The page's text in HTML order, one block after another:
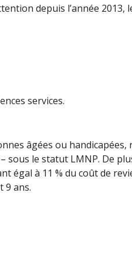
depuis l’année 2013,
services.
âgées ou handicapées,
le statut LMNP. De
égal à 11 % du coût de
9 ans.